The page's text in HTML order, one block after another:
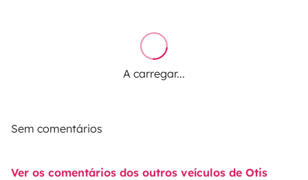
A carregar...
Sem comentários
Ver os comentários dos outros veículos de Otis